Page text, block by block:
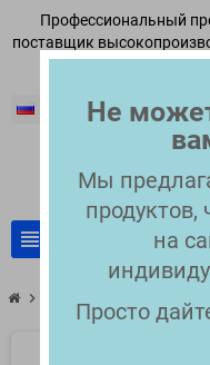
Профессиональный
поставщик
почта:
Русский
view_headline
chevron_right
Не
Мы
продуктов,
на
Просто